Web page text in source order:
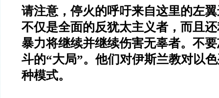
请注意，停火的呼吁来自这里的左
不仅是全面的反犹太主义者，而且
暴力将继续并继续伤害无辜者。不
斗的“大局”。他们对伊斯兰教对以
种模式。